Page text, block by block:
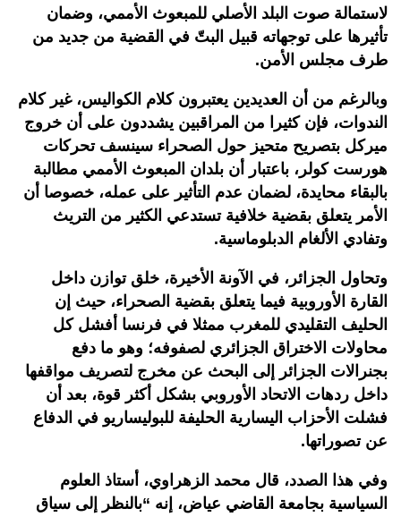
لاستمالة صوت البلد الأصلي للمبعوث الأممي، وضمان
تأثيرها على توجهاته قبيل البتّ في القضية من جديد من
طرف مجلس الأمن.
وبالرغم من أن العديدين يعتبرون كلام الكواليس، غير كلام
الندوات، فإن كثيرا من المراقبين يشددون على أن خروج
ميركل بتصريح متحيز حول الصحراء سينسف تحركات
هورست كولر، باعتبار أن بلدان المبعوث الأممي مطالبة
بالبقاء محايدة، لضمان عدم التأثير على عمله، خصوصا أن
الأمر يتعلق بقضية خلافية تستدعي الكثير من التريث
وتفادي الألغام الدبلوماسية.
وتحاول الجزائر، في الآونة الأخيرة، خلق توازن داخل
القارة الأوروبية فيما يتعلق بقضية الصحراء، حيث إن
الحليف التقليدي للمغرب ممثلا في فرنسا أفشل كل
محاولات الاختراق الجزائري لصفوفه؛ وهو ما دفع
بجنرالات الجزائر إلى البحث عن مخرج لتصريف مواقفها
داخل ردهات الاتحاد الأوروبي بشكل أكثر قوة، بعد أن
فشلت الأحزاب اليسارية الحليفة للبوليساريو في الدفاع
عن تصوراتها.
وفي هذا الصدد، قال محمد الزهراوي، أستاذ العلوم
السياسية بجامعة القاضي عياض، إنه “بالنظر إلى سياق